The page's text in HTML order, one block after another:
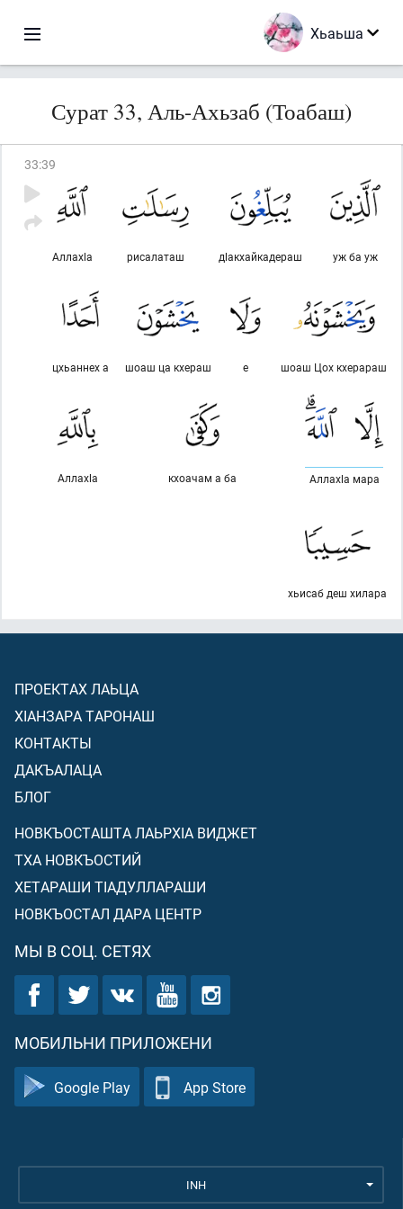
Хьаьша
Сурат 33, Аль-Ахьзаб (Тоабаш)
33:39
уж ба уж
дlакхайкадераш
рисалаташ
Аллахlа
шоаш Цох кхерараш
е
шоаш ца кхераш
цхьаннех а
Аллахlа мара
кхоачам а ба
Аллахlа
хьисаб деш хилара
ПРОЕКТАХ ЛАЬЦА
ХIАНЗАРА ТАРОНАШ
КОНТАКТЫ
ДАКЪАЛАЦА
БЛОГ
НОВКЪОСТАШТА ЛАЬРХIА ВИДЖЕТ
ТХА НОВКЪОСТИЙ
ХЕТАРАШИ ТIАДУЛЛАРАШИ
НОВКЪОСТАЛ ДАРА ЦЕНТР
МЫ В СОЦ. СЕТЯХ
МОБИЛЬНИ ПРИЛОЖЕНИ
Google Play App Store
INH